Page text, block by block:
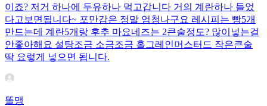
이죠? 저거 하나에 두유하나 먹고갑니다 거의 계란하나 들었
다고보면됩니다~ 포만감은 정말 엄청나구요 레시피는 빵5개
만드는데 계란5개랑 후추 마요네즈는 2큰술정도? 많이넣는걸
안좋아해요 설탕조금 소금조금 홀그레인머스터드 작은큰술
딱 요렇게 넣으면 됩니다.
똘맹